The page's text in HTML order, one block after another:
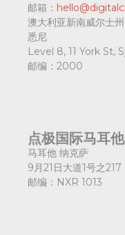
邮箱：
澳大利亚新南威尔士州
悉尼
Level 8, 11 York St,
邮编： 2000
点极国际马耳
马耳他 纳克萨
9月21日大道1号之217
邮编： NXR 1013